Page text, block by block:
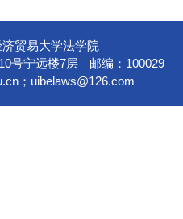
贸易大学法学院
号宁远楼7层
邮编：100029
； uibelaws@126.com